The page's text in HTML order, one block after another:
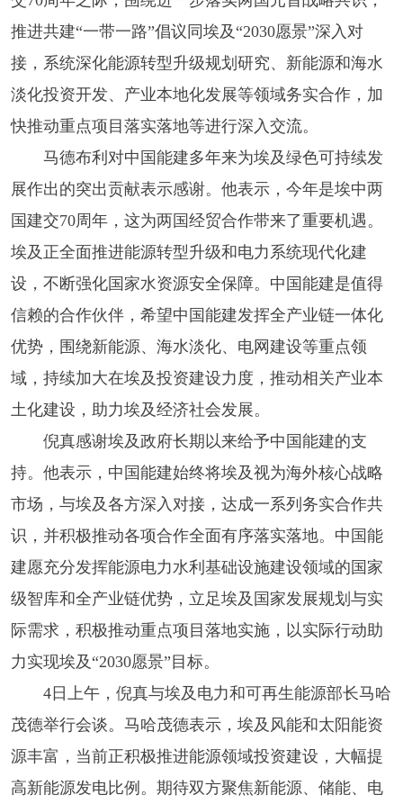
推进共建“一带一路”倡议同埃及“2030愿景”深入对
接，系统深化能源转型升级规划研究、新能源和海水
淡化投资开发、产业本地化发展等领域务实合作，加
快推动重点项目落实落地等进行深入交流。
马德布利对中国能建多年来为埃及绿色可持续发
展作出的突出贡献表示感谢。他表示，今年是埃中两
国建交70周年，这为两国经贸合作带来了重要机遇。
埃及正全面推进能源转型升级和电力系统现代化建
设，不断强化国家水资源安全保障。中国能建是值得
信赖的合作伙伴，希望中国能建发挥全产业链一体化
优势，围绕新能源、海水淡化、电网建设等重点领
域，持续加大在埃及投资建设力度，推动相关产业本
土化建设，助力埃及经济社会发展。
倪真感谢埃及政府长期以来给予中国能建的支
持。他表示，中国能建始终将埃及视为海外核心战略
市场，与埃及各方深入对接，达成一系列务实合作共
识，并积极推动各项合作全面有序落实落地。中国能
建愿充分发挥能源电力水利基础设施建设领域的国家
级智库和全产业链优势，立足埃及国家发展规划与实
际需求，积极推动重点项目落地实施，以实际行动助
力实现埃及“2030愿景”目标。
4日上午，倪真与埃及电力和可再生能源部长马哈
茂德举行会谈。马哈茂德表示，埃及风能和太阳能资
源丰富，当前正积极推进能源领域投资建设，大幅提
高新能源发电比例。期待双方聚焦新能源、储能、电